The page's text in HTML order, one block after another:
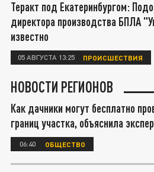
Теракт под Екатеринбургом:
директора производства БПЛА
известно
05 АВГУСТА 13:25 ПРОИСШЕСТВИЯ
НОВОСТИ РЕГИОНОВ
Как дачники могут бесплатно
границ участка, объяснила
06:40 ОБЩЕСТВО